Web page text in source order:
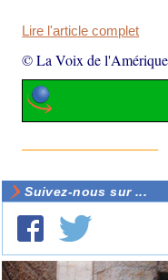
Lire l'article complet
© La Voix de l'Amérique
Suivez-nous sur ...